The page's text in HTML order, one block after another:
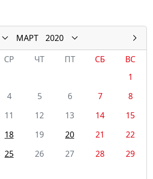
МАРТ
2020
СР ЧТ ПТ СБ
ВС
1
4 5 6 7
8
11 12 13 14
15
18 19 20 21
22
25 26 27 28
29